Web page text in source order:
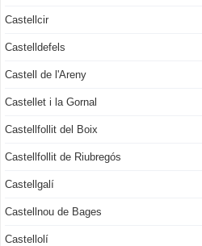
Castellcir
Castelldefels
Castell de l'Areny
Castellet i la Gornal
Castellfollit del Boix
Castellfollit de Riubregós
Castellgalí
Castellnou de Bages
Castellolí